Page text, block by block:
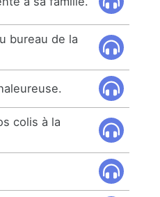
bureau de la
colis à la